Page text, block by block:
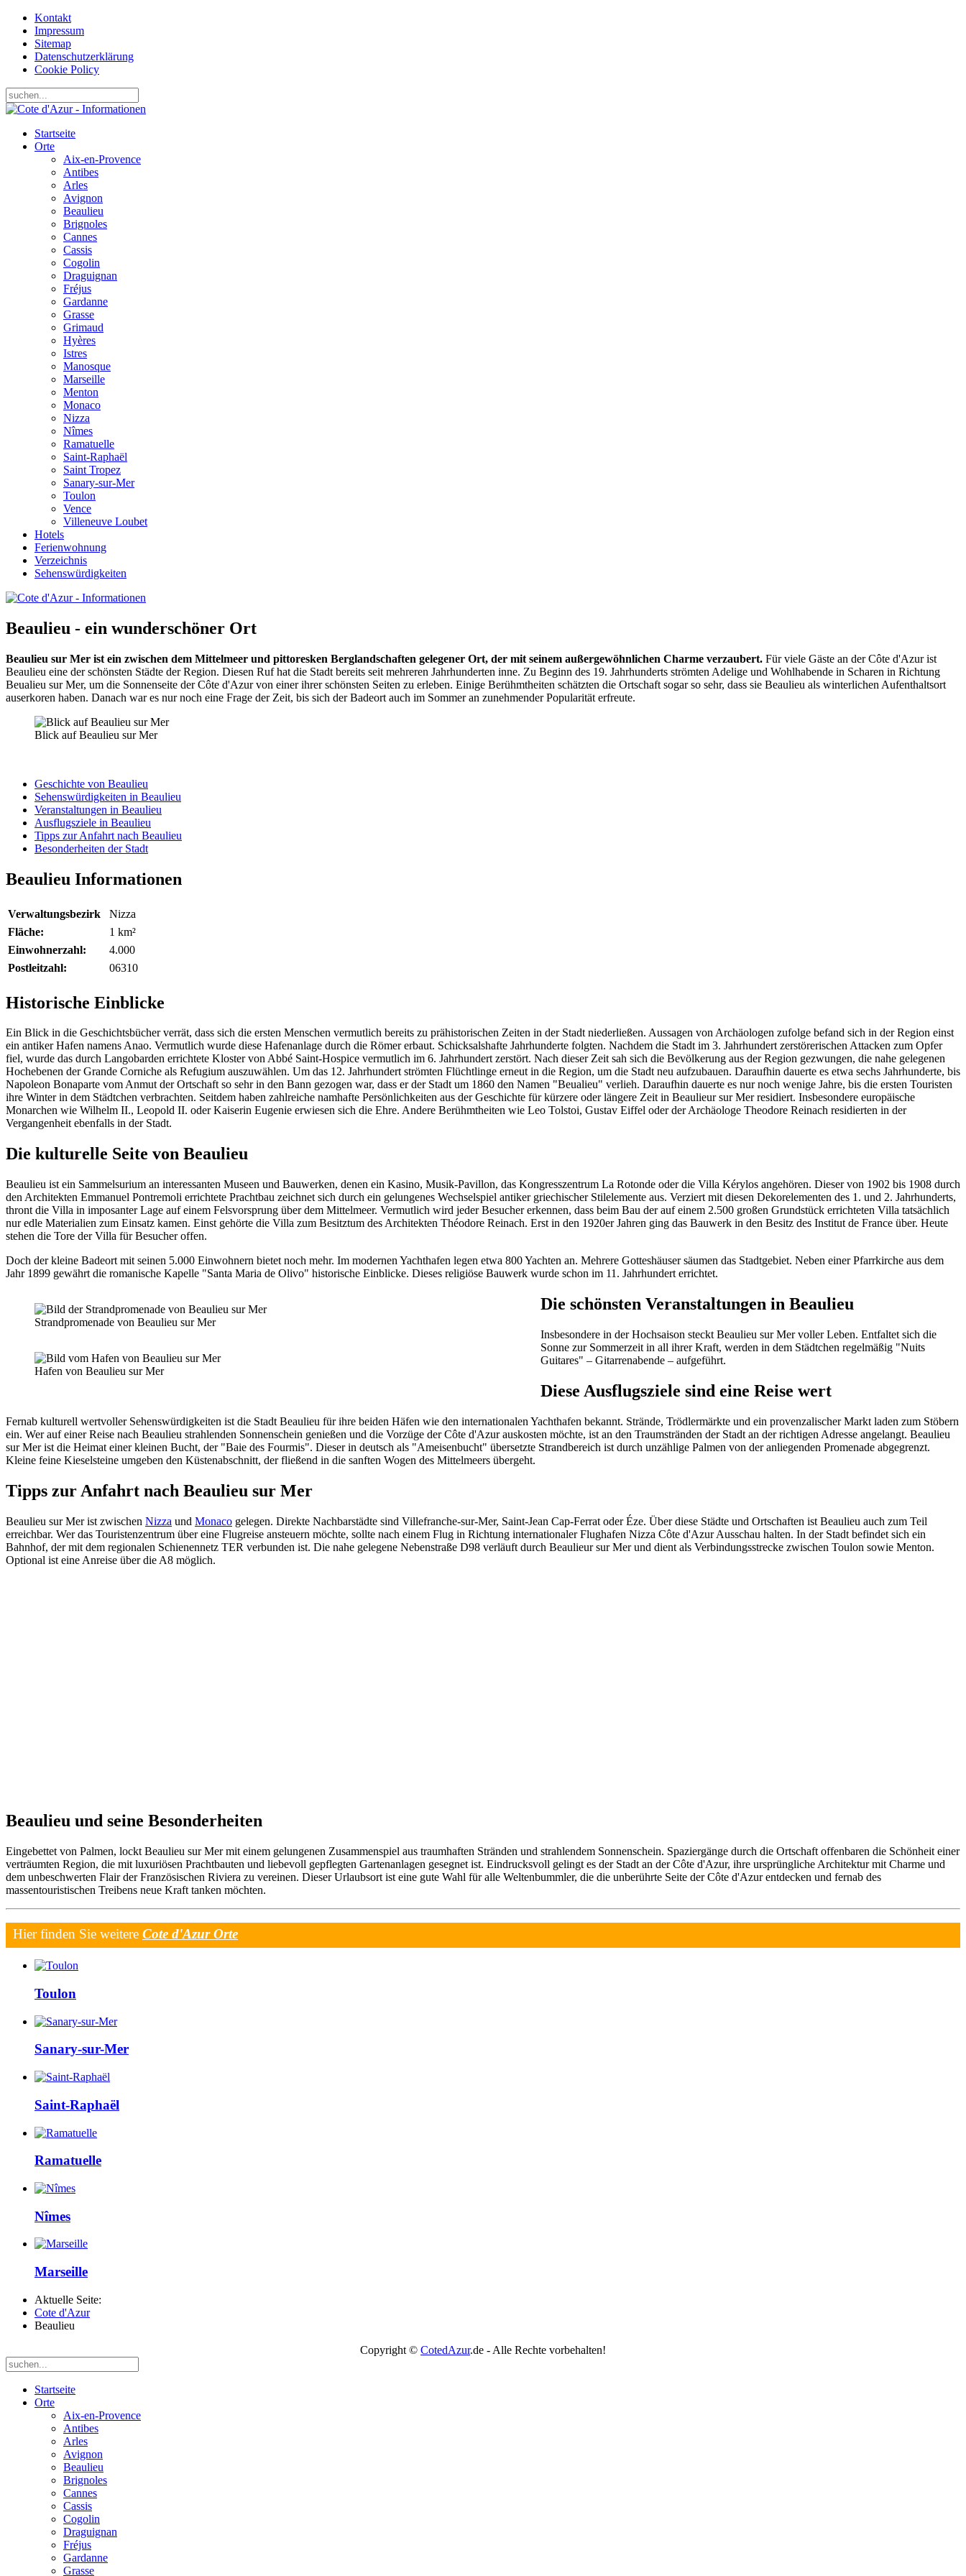
Kontakt
Impressum
Sitemap
Datenschutzerklärung
Cookie Policy
Startseite
Orte
Aix-en-Provence
Antibes
Arles
Avignon
Beaulieu
Brignoles
Cannes
Cassis
Cogolin
Draguignan
Fréjus
Gardanne
Grasse
Grimaud
Hyères
Istres
Manosque
Marseille
Menton
Monaco
Nizza
Nîmes
Ramatuelle
Saint-Raphaël
Saint Tropez
Sanary-sur-Mer
Toulon
Vence
Villeneuve Loubet
Hotels
Ferienwohnung
Verzeichnis
Sehenswürdigkeiten
Beaulieu - ein wunderschöner Ort
Beaulieu sur Mer ist ein zwischen dem Mittelmeer und pittoresken Berglandschaften gelegener Ort, der mit seinem außergewöhnlichen Charme verzaubert. Für viele Gäste an der Côte d'Azur ist
Beaulieu eine der schönsten Städte der Region. Diesen Ruf hat die Stadt bereits seit mehreren Jahrhunderten inne. Zu Beginn des 19. Jahrhunderts strömten Adelige und Wohlhabende in Scharen in Richtung
Beualieu sur Mer, um die Sonnenseite der Côte d'Azur von einer ihrer schönsten Seiten zu erleben. Einige Berühmtheiten schätzten die Ortschaft sogar so sehr, dass sie Beaulieu als winterlichen Aufenthaltsort
auserkoren haben. Danach war es nur noch eine Frage der Zeit, bis sich der Badeort auch im Sommer an zunehmender Popularität erfreute.
Blick auf Beaulieu sur Mer
Geschichte von Beaulieu
Sehenswürdigkeiten in Beaulieu
Veranstaltungen in Beaulieu
Ausflugsziele in Beaulieu
Tipps zur Anfahrt nach Beaulieu
Besonderheiten der Stadt
Beaulieu Informationen
Verwaltungsbezirk
Nizza
Fläche:
1 km²
Einwohnerzahl:
4.000
Postleitzahl:
06310
Historische Einblicke
Ein Blick in die Geschichtsbücher verrät, dass sich die ersten Menschen vermutlich bereits zu prähistorischen Zeiten in der Stadt niederließen. Aussagen von Archäologen zufolge befand sich in der Region einst
ein antiker Hafen namens Anao. Vermutlich wurde diese Hafenanlage durch die Römer erbaut. Schicksalshafte Jahrhunderte folgten. Nachdem die Stadt im 3. Jahrhundert zerstörerischen Attacken zum Opfer
fiel, wurde das durch Langobarden errichtete Kloster von Abbé Saint-Hospice vermutlich im 6. Jahrhundert zerstört. Nach dieser Zeit sah sich die Bevölkerung aus der Region gezwungen, die nahe gelegenen
Hochebenen der Grande Corniche als Refugium auszuwählen. Um das 12. Jahrhundert strömten Flüchtlinge erneut in die Region, um die Stadt neu aufzubauen. Daraufhin dauerte es etwa sechs Jahrhunderte, bis
Napoleon Bonaparte vom Anmut der Ortschaft so sehr in den Bann gezogen war, dass er der Stadt um 1860 den Namen "Beualieu" verlieh. Daraufhin dauerte es nur noch wenige Jahre, bis die ersten Touristen
ihre Winter in dem Städtchen verbrachten. Seitdem haben zahlreiche namhafte Persönlichkeiten aus der Geschichte für kürzere oder längere Zeit in Beaulieur sur Mer residiert. Insbesondere europäische
Monarchen wie Wilhelm II., Leopold II. oder Kaiserin Eugenie erwiesen sich die Ehre. Andere Berühmtheiten wie Leo Tolstoi, Gustav Eiffel oder der Archäologe Theodore Reinach residierten in der
Vergangenheit ebenfalls in der Stadt.
Die kulturelle Seite von Beaulieu
Beaulieu ist ein Sammelsurium an interessanten Museen und Bauwerken, denen ein Kasino, Musik-Pavillon, das Kongresszentrum La Rotonde oder die Villa Kérylos angehören. Dieser von 1902 bis 1908 durch
den Architekten Emmanuel Pontremoli errichtete Prachtbau zeichnet sich durch ein gelungenes Wechselspiel antiker griechischer Stilelemente aus. Verziert mit diesen Dekorelementen des 1. und 2. Jahrhunderts,
thront die Villa in imposanter Lage auf einem Felsvorsprung über dem Mittelmeer. Vermutlich wird jeder Besucher erkennen, dass beim Bau der auf einem 2.500 großen Grundstück errichteten Villa tatsächlich
nur edle Materialien zum Einsatz kamen. Einst gehörte die Villa zum Besitztum des Architekten Théodore Reinach. Erst in den 1920er Jahren ging das Bauwerk in den Besitz des Institut de France über. Heute
stehen die Tore der Villa für Besucher offen.
Doch der kleine Badeort mit seinen 5.000 Einwohnern bietet noch mehr. Im modernen Yachthafen legen etwa 800 Yachten an. Mehrere Gotteshäuser säumen das Stadtgebiet. Neben einer Pfarrkirche aus dem
Jahr 1899 gewährt die romanische Kapelle "Santa Maria de Olivo" historische Einblicke. Dieses religiöse Bauwerk wurde schon im 11. Jahrhundert errichtet.
Strandpromenade von Beaulieu sur Mer
Hafen von Beaulieu sur Mer
Die schönsten Veranstaltungen in Beaulieu
Insbesondere in der Hochsaison steckt Beaulieu sur Mer voller Leben. Entfaltet sich die
Sonne zur Sommerzeit in all ihrer Kraft, werden in dem Städtchen regelmäßig "Nuits
Guitares" – Gitarrenabende – aufgeführt.
Diese Ausflugsziele sind eine Reise wert
Fernab kulturell wertvoller Sehenswürdigkeiten ist die Stadt Beaulieu für ihre beiden Häfen wie den internationalen Yachthafen bekannt. Strände, Trödlermärkte und ein provenzalischer Markt laden zum Stöbern
ein. Wer auf einer Reise nach Beaulieu strahlenden Sonnenschein genießen und die Vorzüge der Côte d'Azur auskosten möchte, ist an den Traumstränden der Stadt an der richtigen Adresse angelangt. Beaulieu
sur Mer ist die Heimat einer kleinen Bucht, der "Baie des Fourmis". Dieser in deutsch als "Ameisenbucht" übersetzte Strandbereich ist durch unzählige Palmen von der anliegenden Promenade abgegrenzt.
Kleine feine Kieselsteine umgeben den Küstenabschnitt, der fließend in die sanften Wogen des Mittelmeers übergeht.
Tipps zur Anfahrt nach Beaulieu sur Mer
Beaulieu sur Mer ist zwischen Nizza und Monaco gelegen. Direkte Nachbarstädte sind Villefranche-sur-Mer, Saint-Jean Cap-Ferrat oder Éze. Über diese Städte und Ortschaften ist Beaulieu auch zum Teil
erreichbar. Wer das Touristenzentrum über eine Flugreise ansteuern möchte, sollte nach einem Flug in Richtung internationaler Flughafen Nizza Côte d'Azur Ausschau halten. In der Stadt befindet sich ein
Bahnhof, der mit dem regionalen Schienennetz TER verbunden ist. Die nahe gelegene Nebenstraße D98 verläuft durch Beaulieur sur Mer und dient als Verbindungsstrecke zwischen Toulon sowie Menton.
Optional ist eine Anreise über die A8 möglich.
Beaulieu und seine Besonderheiten
Eingebettet von Palmen, lockt Beaulieu sur Mer mit einem gelungenen Zusammenspiel aus traumhaften Stränden und strahlendem Sonnenschein. Spaziergänge durch die Ortschaft offenbaren die Schönheit einer
verträumten Region, die mit luxuriösen Prachtbauten und liebevoll gepflegten Gartenanlagen gesegnet ist. Eindrucksvoll gelingt es der Stadt an der Côte d'Azur, ihre ursprüngliche Architektur mit Charme und
dem unbeschwerten Flair der Französischen Riviera zu vereinen. Dieser Urlaubsort ist eine gute Wahl für alle Weltenbummler, die die unberührte Seite der Côte d'Azur entdecken und fernab des
massentouristischen Treibens neue Kraft tanken möchten.
Hier finden Sie weitere Cote d'Azur Orte
Toulon
Sanary-sur-Mer
Saint-Raphaël
Ramatuelle
Nîmes
Marseille
Aktuelle Seite:
Cote d'Azur
Beaulieu
Copyright © CotedAzur.de - Alle Rechte vorbehalten!
Startseite
Orte
Aix-en-Provence
Antibes
Arles
Avignon
Beaulieu
Brignoles
Cannes
Cassis
Cogolin
Draguignan
Fréjus
Gardanne
Grasse